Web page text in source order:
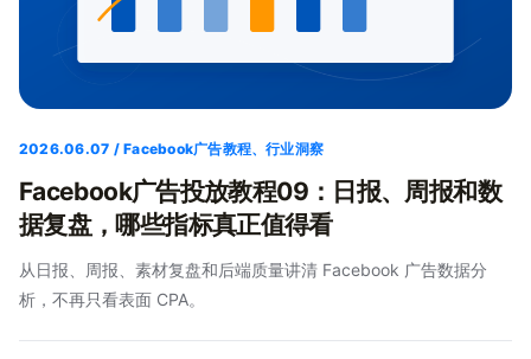
2026.06.07 / Facebook广告教程、行业洞察
Facebook广告投放教程09：日报、周报和数
据复盘，哪些指标真正值得看
从日报、周报、素材复盘和后端质量讲清 Facebook 广告数据分
析，不再只看表面 CPA。